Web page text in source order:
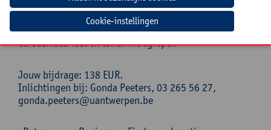
26/OND/218A
Cursusmateriaal en lunch inbegrepen
Jouw bijdrage: 138 EUR.
Inlichtingen bij: Gonda Peeters, 03 265 56 27,
gonda.peeters@uantwerpen.be
Cookie-instellingen